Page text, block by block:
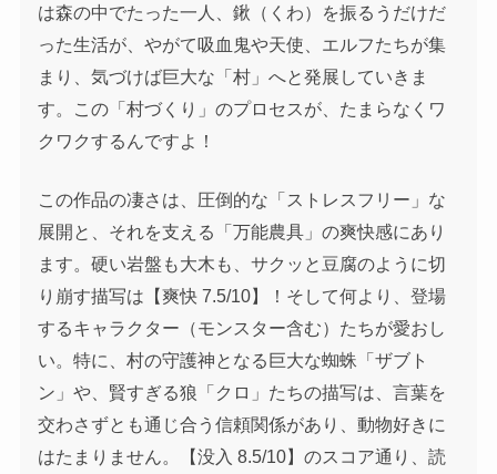
は森の中でたった一人、鍬（くわ）を振るうだけだ
った生活が、やがて吸血鬼や天使、エルフたちが集
まり、気づけば巨大な「村」へと発展していきま
す。この「村づくり」のプロセスが、たまらなくワ
クワクするんですよ！
この作品の凄さは、圧倒的な「ストレスフリー」な
展開と、それを支える「万能農具」の爽快感にあり
ます。硬い岩盤も大木も、サクッと豆腐のように切
り崩す描写は【爽快 7.5/10】！そして何より、登場
するキャラクター（モンスター含む）たちが愛おし
い。特に、村の守護神となる巨大な蜘蛛「ザブト
ン」や、賢すぎる狼「クロ」たちの描写は、言葉を
交わさずとも通じ合う信頼関係があり、動物好きに
はたまりません。【没入 8.5/10】のスコア通り、読